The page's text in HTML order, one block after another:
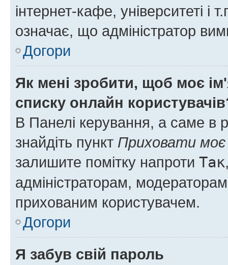
інтернет-кафе, університеті і
означає, що адміністратор
Догори
Як мені зробити, щоб моє
списку онлайн
В Панелі керування, а саме в
знайдіть пункт Приховати моє
залишите помітку напроти Так
адміністраторам,
прихованим користувачем.
Догори
Я забув свій пароль